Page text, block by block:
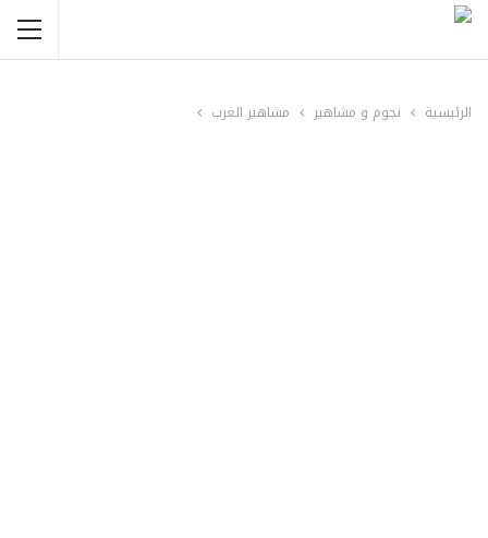
الرئيسية نجوم و مشاهير مشاهير العرب